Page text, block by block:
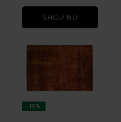
SHOP NU
-10%